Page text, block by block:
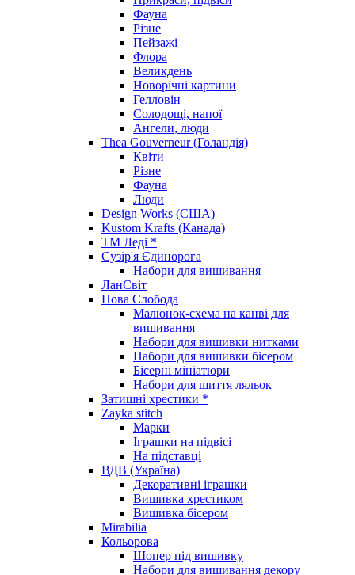
Фауна
Різне
Пейзажі
Флора
Великдень
Новорічні картини
Гелловін
Солодощі, напої
Ангели, люди
Thea Gouverneur (Голандія)
Квіти
Різне
Фауна
Люди
Design Works (США)
Kustom Krafts (Канада)
ТМ Леді *
Сузір'я Єдинорога
Набори для вишивання
ЛанСвіт
Нова Слобода
Малюнок-схема на канві для
вишивання
Набори для вишивки нитками
Набори для вишивки бісером
Бісерні мініатюри
Набори для шиття ляльок
Затишні хрестики *
Zayka stitch
Марки
Іграшки на підвісі
На підставці
ВДВ (Україна)
Декоративні іграшки
Вишивка хрестиком
Вишивка бісером
Mirabilia
Кольорова
Шопер під вишивку
Набори для вишивання декору